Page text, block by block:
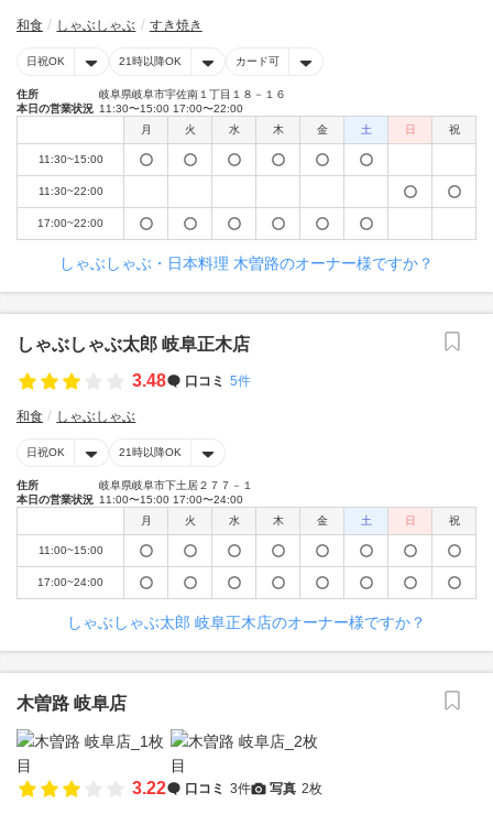
和食 しゃぶしゃぶ すき焼き
日祝OK 21時以降OK カード可
住所
岐阜県岐阜市宇佐南１丁目１８－１６
本日の営業状況 11:30〜15:00 17:00〜22:00
月
火 水 木 金 土 日 祝
11:30~15:00
11:30~22:00
17:00~22:00
しゃぶしゃぶ・日本料理 木曽路のオーナー様ですか？
しゃぶしゃぶ太郎 岐阜正木店
3.48
口コミ 5件
和食 しゃぶしゃぶ
日祝OK 21時以降OK
住所
岐阜県岐阜市下土居２７７－１
本日の営業状況 11:00〜15:00 17:00〜24:00
月
火 水 木 金 土 日 祝
11:00~15:00
17:00~24:00
しゃぶしゃぶ太郎 岐阜正木店のオーナー様ですか？
木曽路 岐阜店
3.22 口コミ 3件 写真 2枚